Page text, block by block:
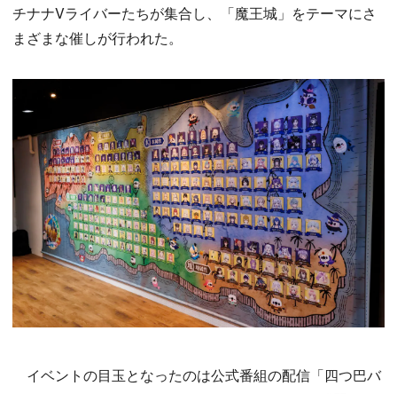
チナナVライバーたちが集合し、「魔王城」をテーマにさ
まざまな催しが行われた。
イベントの目玉となったのは公式番組の配信「四つ巴バ